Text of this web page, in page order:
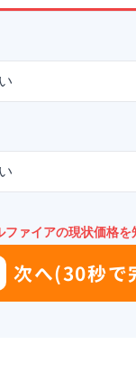
ファイアの現状価格を
次へ(30秒で